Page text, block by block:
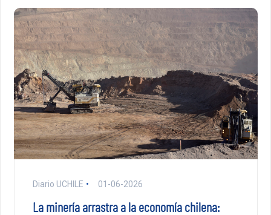
Diario UCHILE 01-06-2026
La minería arrastra a la economía chilena: